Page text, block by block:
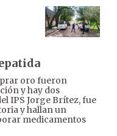
oro fueron
y hay dos
IPS Jorge Brítez, fue
y hallan un
medicamentos